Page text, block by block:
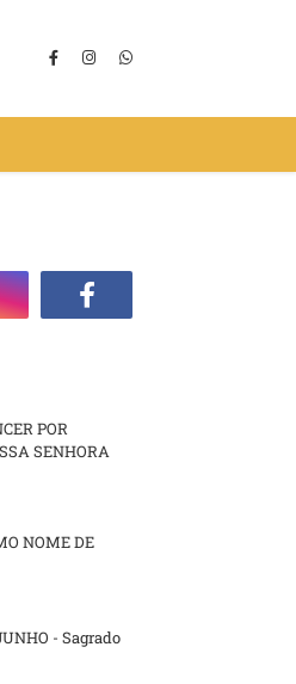
POR
SENHORA
NOME DE
- Sagrado